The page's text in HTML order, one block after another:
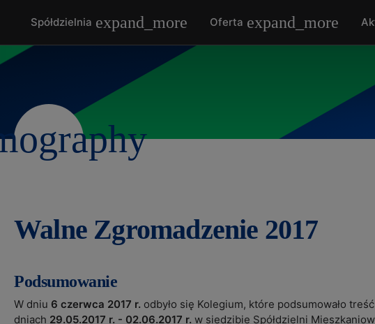
Przejdź do treści strony
Przejdź do nawigacji strony
Przejdź do stopki strony
Przejdź do mapy strony
Spółdzielnia Oferta
Walne Zgromadzenie 2017
Podsumowanie
W dniu 6 czerwca 2017 r. odbyło się Kolegium, które podsumowało
dniach 29.05.2017 r. - 02.06.2017 r. w siedzibie Spółdzielni